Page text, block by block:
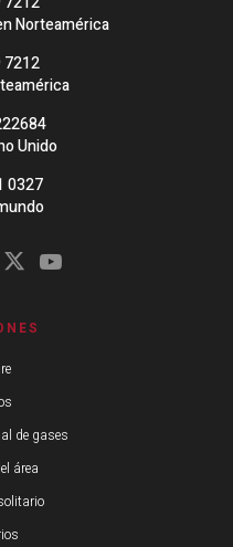
Norteamérica
7212
Unido
0327
de gases
área